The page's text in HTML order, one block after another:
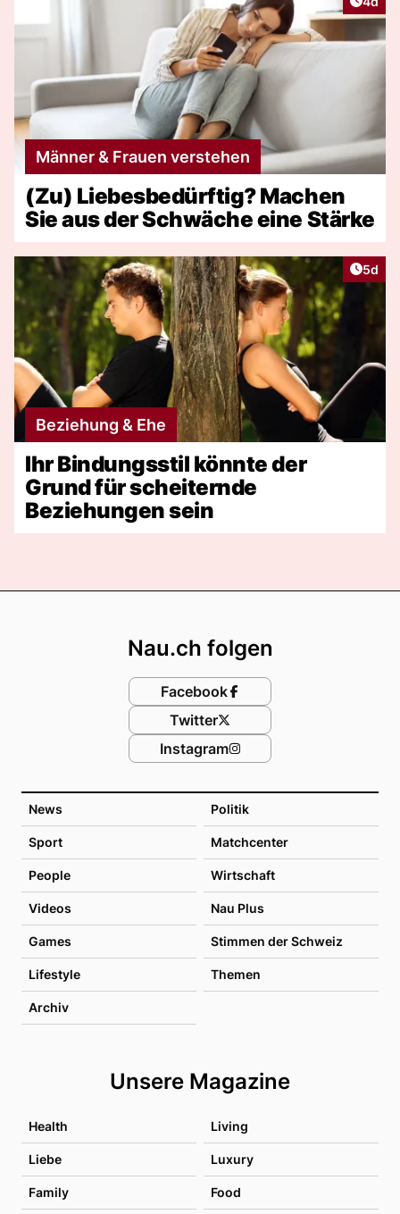
Männer & Frauen verstehen
(Zu) Liebesbedürftig? Machen
Sie aus der Schwäche eine Stärke
5d
Beziehung & Ehe
Ihr Bindungsstil könnte der
Grund für scheiternde
Beziehungen sein
News Politik
Sport Matchcenter
People Wirtschaft
Videos Nau Plus
Games Stimmen der Schweiz
Lifestyle Themen
Archiv
Unsere Magazine
Health Living
Liebe Luxury
Family Food
Nau.ch folgen
Facebook
Twitter
Instagram